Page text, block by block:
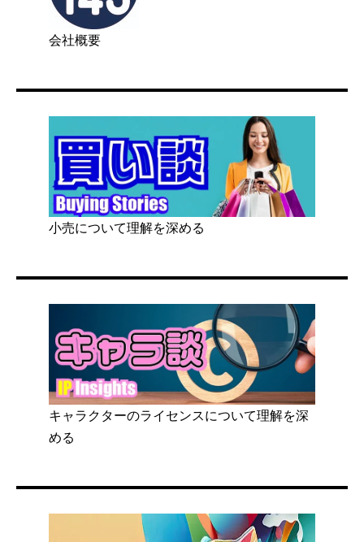
会社概要
小売について理解を深める
キャラクターのライセンスについて理解を深
める